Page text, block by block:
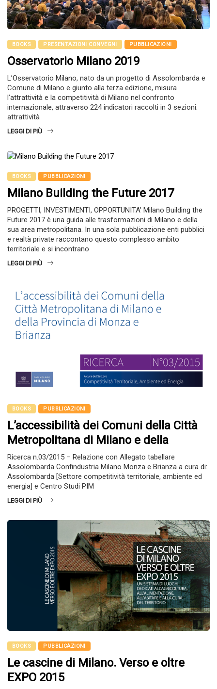
BOOKS PRESENTAZIONI CONVEGNI PUBBLICAZIONI
Osservatorio Milano 2019
L’Osservatorio Milano, nato da un progetto di Assolombarda e
Comune di Milano e giunto alla terza edizione, misura
l’attrattività e la competitività di Milano nel confronto
internazionale, attraverso 224 indicatori raccolti in 3 sezioni:
attrattività
LEGGI DI PIÙ
BOOKS PUBBLICAZIONI
Milano Building the Future 2017
PROGETTI, INVESTIMENTI, OPPORTUNITA’ Milano Building the
Future 2017 è una guida alle trasformazioni di Milano e della
sua area metropolitana. In una sola pubblicazione enti pubblici
e realtà private raccontano questo complesso ambito
territoriale e si incontrano
LEGGI DI PIÙ
BOOKS PUBBLICAZIONI
L’accessibilità dei Comuni della Città
Metropolitana di Milano e della
Ricerca n.03/2015 – Relazione con Allegato tabellare
Assolombarda Confindustria Milano Monza e Brianza a cura di:
Assolombarda [Settore competitività territoriale, ambiente ed
energia] e Centro Studi PIM
LEGGI DI PIÙ
BOOKS PUBBLICAZIONI
Le cascine di Milano. Verso e oltre
EXPO 2015